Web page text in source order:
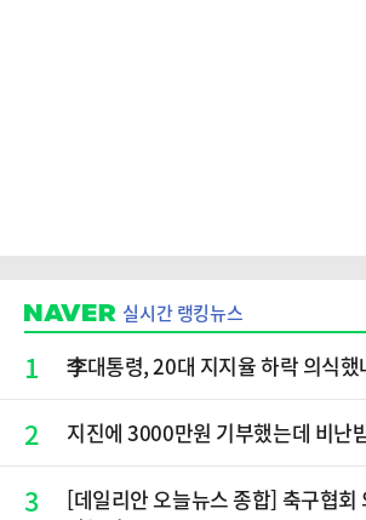
실시간 랭킹뉴스
1 李대통령, 20대 지지율 하락 의식
2 지진에 3000만원 기부했는데 비난
3
[데일리안 오늘뉴스 종합] 축구협